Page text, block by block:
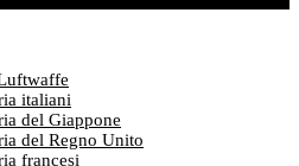
italiani
del Giappone
del Regno Unito
francesi